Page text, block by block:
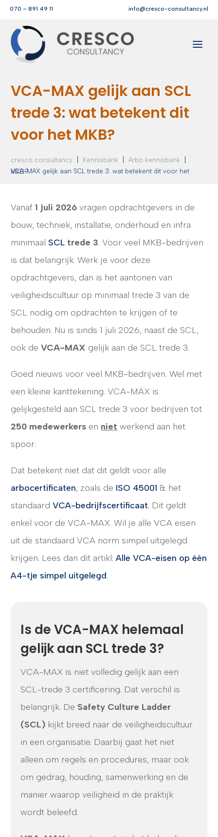
070 – 891 49 11 info@cresco-consultancy.nl
CONTACT
VCA-MAX gelijk aan SCL
trede 3: wat betekent dit
voor het MKB?
cresco consultancy | Kennisbank | Arbo kennisbank |
VCA-MAX gelijk aan SCL trede 3: wat betekent dit voor het MKB?
Vanaf1 juli 2026 vragen opdrachtgevers in de
bouw, techniek, installatie, onderhoud en infra
minimaal SCL trede 3. Voor veel MKB-bedrijven
is dat belangrijk. Werk je voor deze
opdrachtgevers, dan is het aantonen van
veiligheidscultuur op minimaal trede 3 van de
SCL nodig om opdrachten te krijgen of te
behouden. Nu is sinds 1 juli 2026, naast de SCL,
ook deVCA-MAX gelijk aan de SCL trede 3.
Goed nieuws voor veel MKB-bedrijven. Wel met
een kleine kanttekening. VCA-MAX is
gelijkgesteld aan SCL trede 3 voor bedrijven tot
250 medewerkers en niet werkend aan het
spoor.
Dat betekent niet dat dit geldt voor alle
arbocertificaten, zoals de ISO 45001 & het
standaardVCA-bedrijfscertificaat. Dit geldt
enkel voor de VCA-MAX. Wil je alle VCA eisen
uit de standaard VCA norm simpel uitgelegd
krijgen. Lees dan dit artikl:Alle VCA-eisen op één
A4-tje simpel uitgelegd.
Is de VCA-MAX helemaal
gelijk aan SCL trede 3?
VCA-MAX is niet volledig gelijk aan een
SCL-trede 3 certificering. Dat verschil is
belangrijk. De Safety Culture Ladder
(SCL) kijkt breed naar de veiligheidscultuur
in een organisatie. Daarbij gaat het niet
alleen om regels en procedures, maar ook
om gedrag, houding, samenwerking en de
manier waarop veiligheid in de praktijk
wordt beleefd.